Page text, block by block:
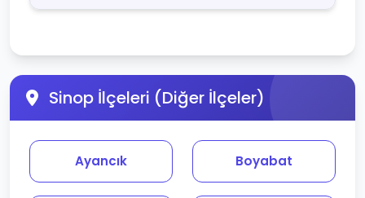
Sinop İlçeleri (Diğer İlçeler)
Ayancık Boyabat